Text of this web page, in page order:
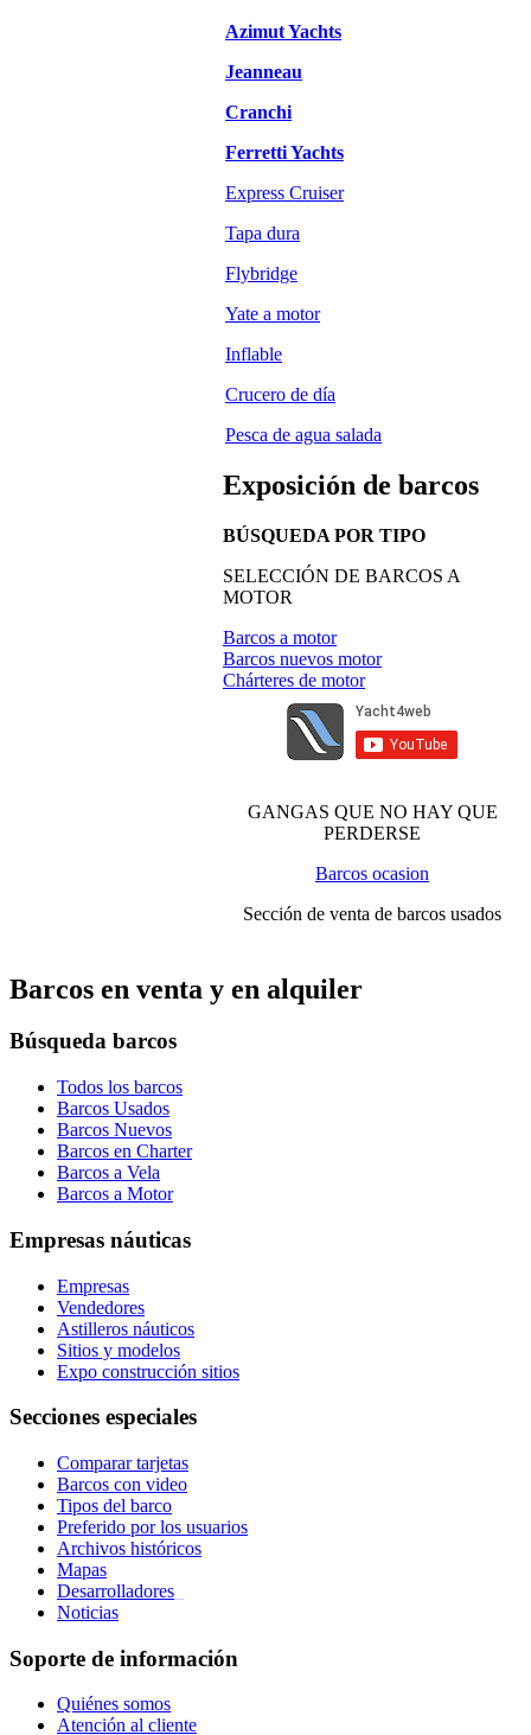
Azimut Yachts
Jeanneau
Cranchi
Ferretti Yachts
Express Cruiser
Tapa dura
Flybridge
Yate a motor
Inflable
Crucero de día
Pesca de agua salada
Exposición de barcos
BÚSQUEDA POR TIPO
SELECCIÓN DE BARCOS A
MOTOR
Barcos a motor
Barcos nuevos motor
Chárteres de motor
GANGAS QUE NO HAY QUE
PERDERSE
Barcos ocasion
Sección de venta de barcos usados
Barcos en venta y en alquiler
Búsqueda barcos
Todos los barcos
Barcos Usados
Barcos Nuevos
Barcos en Charter
Barcos a Vela
Barcos a Motor
Empresas náuticas
Empresas
Vendedores
Astilleros náuticos
Sitios y modelos
Expo construcción sitios
Secciones especiales
Comparar tarjetas
Barcos con video
Tipos del barco
Preferido por los usuarios
Archivos históricos
Mapas
Desarrolladores
Noticias
Soporte de información
Quiénes somos
Atención al cliente